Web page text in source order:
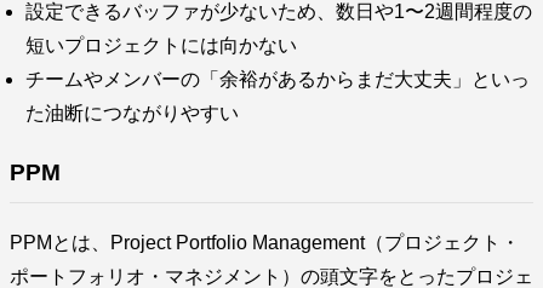
設定できるバッファが少ないため、数日や1〜2週間程度の
短いプロジェクトには向かない
チームやメンバーの「余裕があるからまだ大丈夫」といっ
た油断につながりやすい
PPM
PPMとは、Project Portfolio Management（プロジェクト・
ポートフォリオ・マネジメント）の頭文字をとったプロジェ